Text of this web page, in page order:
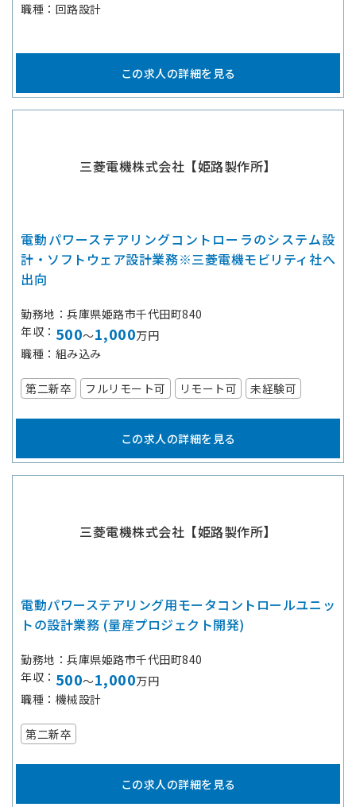
職種
回路設計
この求人の詳細を見る
三菱電機株式会社【姫路製作所】
電動パワーステアリングコントローラのシステム設
計・ソフトウェア設計業務※三菱電機モビリティ社へ
出向
勤務地
兵庫県姫路市千代田町840
年収
500～1,000万円
職種
組み込み
第二新卒 フルリモート可 リモート可 未経験可
この求人の詳細を見る
三菱電機株式会社【姫路製作所】
電動パワーステアリング用モータコントロールユニッ
トの設計業務 (量産プロジェクト開発)
勤務地
兵庫県姫路市千代田町840
年収
500～1,000万円
職種
機械設計
第二新卒
この求人の詳細を見る